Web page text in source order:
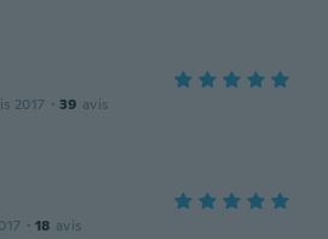
2017 · 39 avis
· 18 avis